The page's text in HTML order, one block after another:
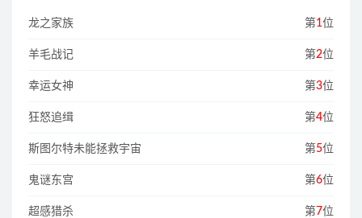
龙之家族 第1位
羊毛战记 第2位
幸运女神 第3位
狂怒追缉 第4位
斯图尔特未能拯救宇宙 第5位
鬼谜东宫 第6位
超感猎杀 第7位